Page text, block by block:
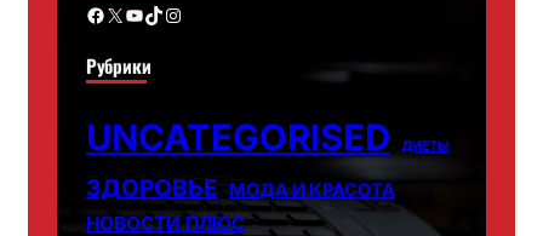
Facebook X YouTube TikTok Instagram
Рубрики
UNCATEGORISED ДИЕТЫ
ЗДОРОВЬЕ МОДА И КРАСОТА
НОВОСТИ ПЛЮС